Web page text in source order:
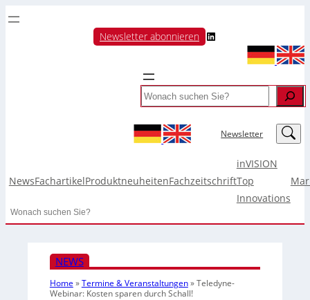
Newsletter abonnieren LinkedIn
Search
Newsletter LinkedIn
NewsFachartikelProduktneuheitenFachzeitschrift
inVISION
Top
Innovations
Search
NEWS
Home »Termine & Veranstaltungen»Teledyne-
Webinar: Kosten sparen durch Schall!